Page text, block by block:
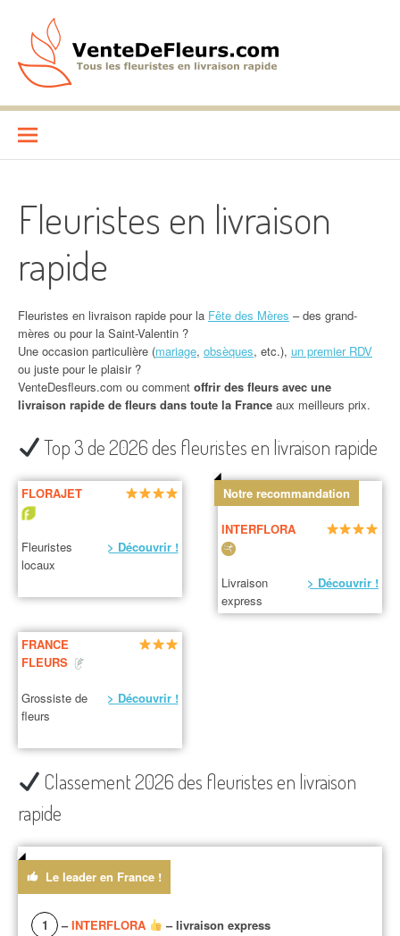
contenu
VenteDeFleurs.com
Fleuristes en livraison
rapide
Fleuristes en livraison rapide pour la Fête des Mères – des grand-
mères ou pour la Saint-Valentin ?
Une occasion particulière (mariage, obsèques, etc.), un premier RDV
ou juste pour le plaisir ?
VenteDesfleurs.com ou comment offrir des fleurs avec une
livraison rapide de fleurs dans toute la France aux meilleurs prix.
Top 3 de 2026 des fleuristes en livraison rapide
FLORAJET
Fleuristes
locaux
> Découvrir !
Notre recommandation
INTERFLORA
Livraison
express
> Découvrir !
FRANCE
FLEURS
Grossiste de
fleurs
> Découvrir !
Classement 2026 des fleuristes en livraison
rapide
Le leader en France !
1 –INTERFLORA
– livraison express